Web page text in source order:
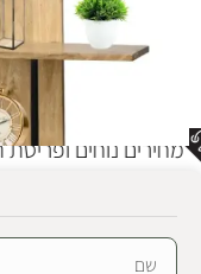
מחירים נוחים ופריסת